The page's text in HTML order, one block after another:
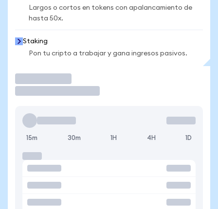
Largos o cortos en tokens con apalancamiento de
hasta 50x.
Staking
Pon tu cripto a trabajar y gana ingresos pasivos.
15m 30m 1H 4H 1D